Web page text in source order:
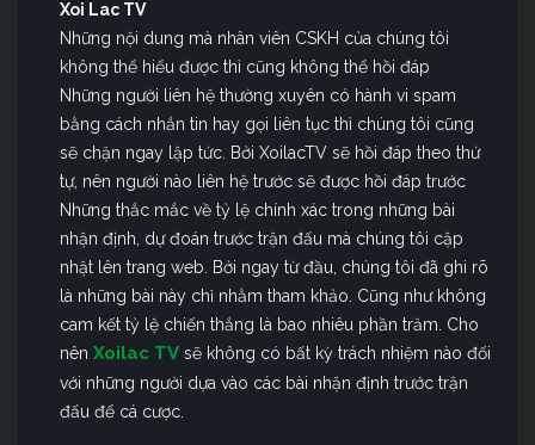
Xoi Lac TV
Những nội dung mà nhân viên CSKH của chúng tôi
không thể hiểu được thì cũng không thể hồi đáp
Những người liên hệ thường xuyên có hành vi spam
bằng cách nhắn tin hay gọi liên tục thì chúng tôi cũng
sẽ chặn ngay lập tức. Bởi XoilacTV sẽ hồi đáp theo thứ
tự, nên người nào liên hệ trước sẽ được hồi đáp trước
Những thắc mắc về tỷ lệ chính xác trong những bài
nhận định, dự đoán trước trận đấu mà chúng tôi cập
nhật lên trang web. Bởi ngay từ đầu, chúng tôi đã ghi rõ
là những bài này chỉ nhằm tham khảo. Cũng như không
cam kết tỷ lệ chiến thắng là bao nhiêu phần trăm. Cho
nên Xoilac TV sẽ không có bất kỳ trách nhiệm nào đối
với những người dựa vào các bài nhận định trước trận
đấu để cá cược.